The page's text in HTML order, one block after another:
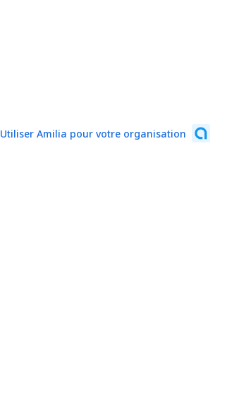
Utiliser Amilia pour votre organisation